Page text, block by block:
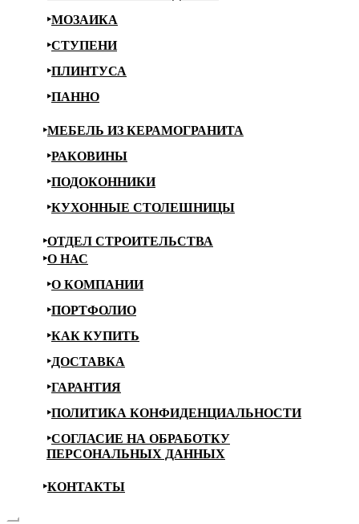
МОЗАИКА
СТУПЕНИ
ПЛИНТУСА
ПАННО
МЕБЕЛЬ ИЗ КЕРАМОГРАНИТА
РАКОВИНЫ
ПОДОКОННИКИ
КУХОННЫЕ СТОЛЕШНИЦЫ
ОТДЕЛ СТРОИТЕЛЬСТВА
О НАС
О КОМПАНИИ
ПОРТФОЛИО
КАК КУПИТЬ
ДОСТАВКА
ГАРАНТИЯ
ПОЛИТИКА КОНФИДЕНЦИАЛЬНОСТИ
СОГЛАСИЕ НА ОБРАБОТКУ
ПЕРСОНАЛЬНЫХ ДАННЫХ
КОНТАКТЫ